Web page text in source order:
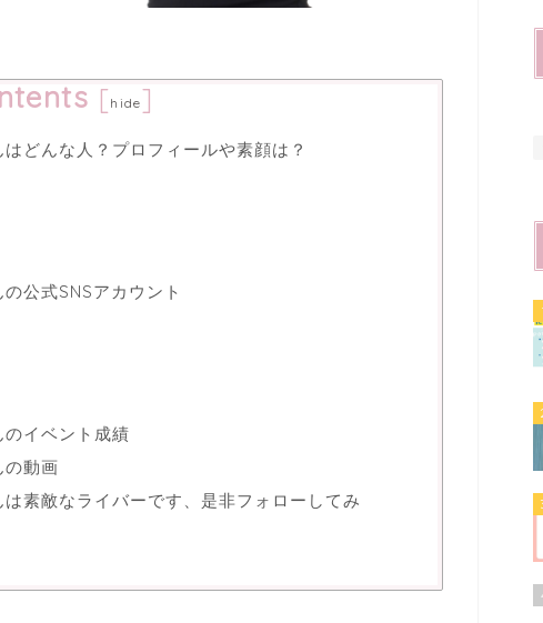
[ hide]
どんな人？プロフィールや素顔は？
公式SNSアカウント
イベント成績
の動画
素敵なライバーです、是非フォローしてみ